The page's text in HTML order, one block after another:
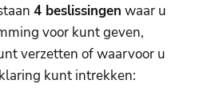
4 beslissingen waar u
voor kunt geven,
verzetten of waarvoor u
kunt intrekken: